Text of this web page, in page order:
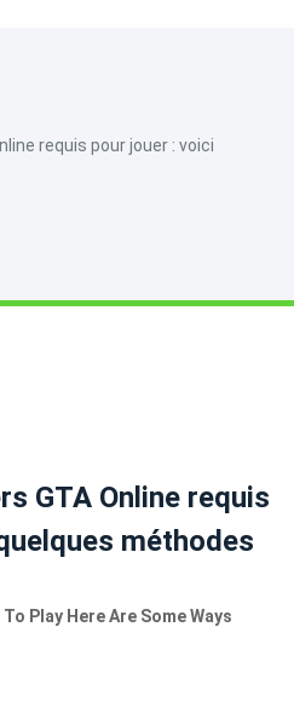
requis pour jouer : voici
GTA Online requis
méthodes
Play Here Are Some Ways